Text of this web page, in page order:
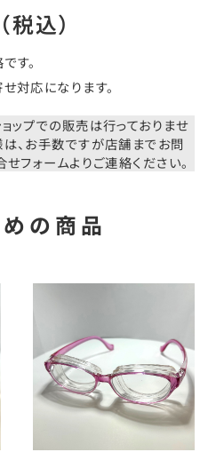
（税込）
す。
対応になります。
ップでの販売は行っておりませ
、お手数ですが店舗までお問
フォームよりご連絡ください。
の商品